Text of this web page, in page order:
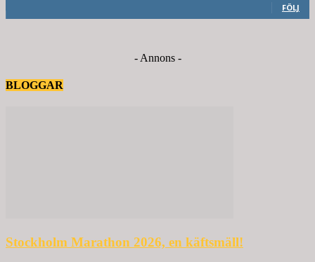
FÖLJ
- Annons -
BLOGGAR
Stockholm Marathon 2026, en käftsmäll!